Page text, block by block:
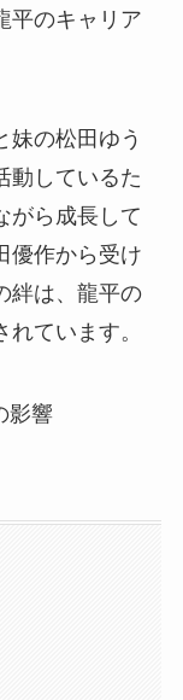
平のキャリア
妹の松田ゆう
動しているた
がら成長して
優作から受け
絆は、龍平の
ています。